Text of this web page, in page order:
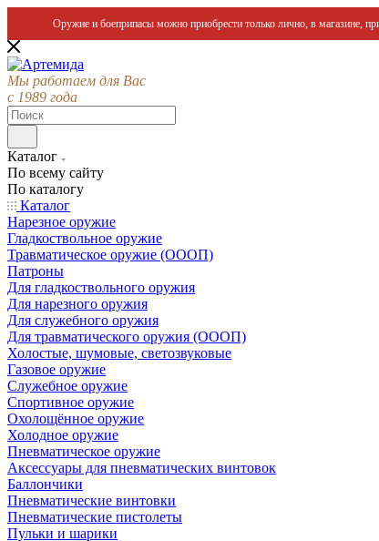
Оружие и боеприпасы можно приобрести только лично, в магазине,
Мы работаем для Вас
с 1989 года
Каталог
По всему сайту
По каталогу
Каталог
Нарезное оружие
Гладкоствольное оружие
Травматическое оружие (ОООП)
Патроны
Для гладкоствольного оружия
Для нарезного оружия
Для служебного оружия
Для травматического оружия (ОООП)
Холостые, шумовые, светозвуковые
Газовое оружие
Служебное оружие
Спортивное оружие
Охолощённое оружие
Холодное оружие
Пневматическое оружие
Аксессуары для пневматических винтовок
Баллончики
Пневматические винтовки
Пневматические пистолеты
Пульки и шарики